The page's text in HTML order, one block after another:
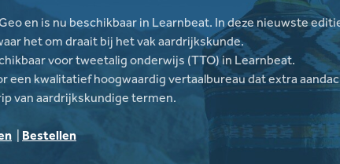
en is nu beschikbaar in Learnbeat. In deze nieuwste
het om draait bij het vak aardrijkskunde.
voor tweetalig onderwijs (TTO) in Learnbeat.
een kwalitatief hoogwaardig vertaalbureau dat extra
van aardrijkskundige termen.
Bestellen